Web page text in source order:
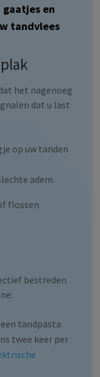
gaatjes en
tandvlees
het nagenoeg
dat u last
op uw tanden
adem
flossen
bestreden
tandpasta
twee keer per